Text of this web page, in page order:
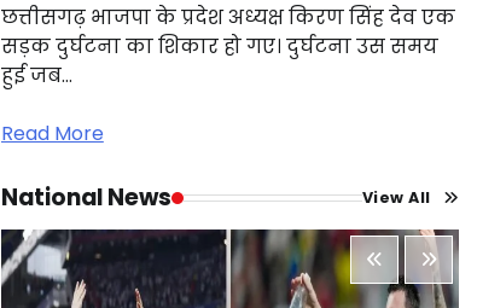
छत्तीसगढ़ भाजपा के प्रदेश अध्यक्ष किरण सिंह देव एक
सड़क दुर्घटना का शिकार हो गए। दुर्घटना उस समय
हुई जब…
Read More
National News View All